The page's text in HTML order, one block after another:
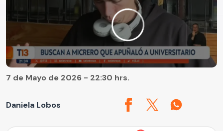
Daniela Lobos
7 de Mayo de 2026 - 22:30 hrs.